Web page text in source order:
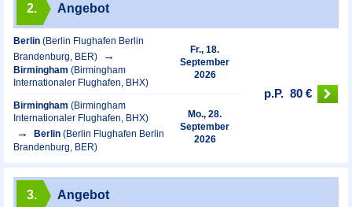
2. Angebot
Berlin (Berlin Flughafen Berlin
Brandenburg, BER)
Birmingham (Birmingham
Internationaler Flughafen, BHX)
Fr., 18.
September
2026
Birmingham (Birmingham
Internationaler Flughafen, BHX)
Berlin (Berlin Flughafen Berlin
Brandenburg, BER)
Mo., 28.
September
2026
p.P. 80 €
3. Angebot